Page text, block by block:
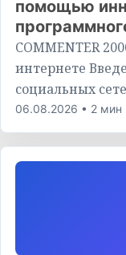
помощью
COMMENTER
интернете
социальных
06.08.2026 • 2 мин